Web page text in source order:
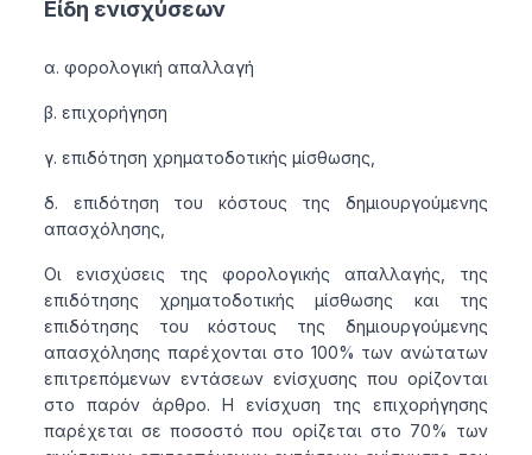
Είδη ενισχύσεων
α. φορολογική απαλλαγή
β. επιχορήγηση
γ. επιδότηση χρηματοδοτικής μίσθωσης,
δ. επιδότηση του κόστους της δημιουργούμενης
απασχόλησης,
Οι ενισχύσεις της φορολογικής απαλλαγής, της
επιδότησης χρηματοδοτικής μίσθωσης και της
επιδότησης του κόστους της δημιουργούμενης
απασχόλησης παρέχονται στο 100% των ανώτατων
επιτρεπόμενων εντάσεων ενίσχυσης που ορίζονται
στο παρόν άρθρο. Η ενίσχυση της επιχορήγησης
παρέχεται σε ποσοστό που ορίζεται στο 70% των